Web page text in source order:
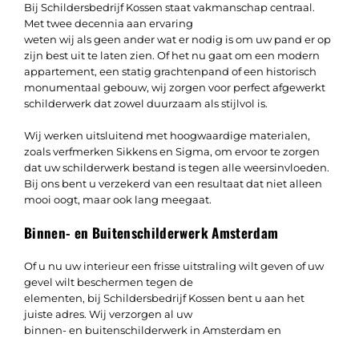
Bij Schildersbedrijf Kossen staat vakmanschap centraal.
Met twee decennia aan ervaring
weten wij als geen ander wat er nodig is om uw pand er op
zijn best uit te laten zien. Of het nu gaat om een modern
appartement, een statig grachtenpand of een historisch
monumentaal gebouw, wij zorgen voor perfect afgewerkt
schilderwerk dat zowel duurzaam als stijlvol is.
Wij werken uitsluitend met hoogwaardige materialen,
zoals verfmerken Sikkens en Sigma, om ervoor te zorgen
dat uw schilderwerk bestand is tegen alle weersinvloeden.
Bij ons bent u verzekerd van een resultaat dat niet alleen
mooi oogt, maar ook lang meegaat.
Binnen- en Buitenschilderwerk Amsterdam
Of u nu uw interieur een frisse uitstraling wilt geven of uw
gevel wilt beschermen tegen de
elementen, bij Schildersbedrijf Kossen bent u aan het
juiste adres. Wij verzorgen al uw
binnen- en buitenschilderwerk in Amsterdam en